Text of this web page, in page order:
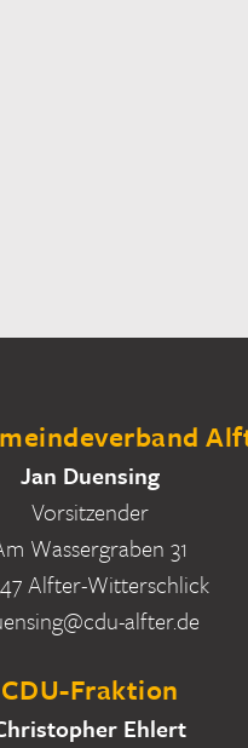
Jan Duensing
Vorsitzender
Wassergraben 31
Alfter-Witterschlick
alfter.de
CDU-Fraktion
Ehlert